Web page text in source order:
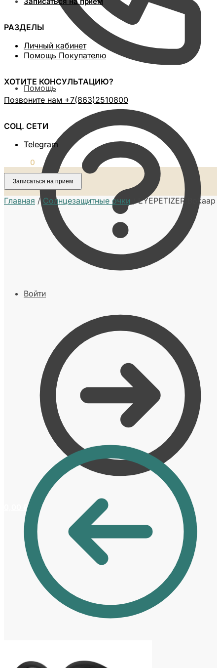
Помощь
Войти
₽
РАЗДЕЛЫ
Личный кабинет
Помощь Покупателю
ХОТИТЕ КОНСУЛЬТАЦИЮ?
Позвоните нам ‪+7(863)2510800
СОЦ. СЕТИ
Telegram
0
Записаться на прием
Главная / Солнцезащитные очки /EYEPETIZER Bokaap